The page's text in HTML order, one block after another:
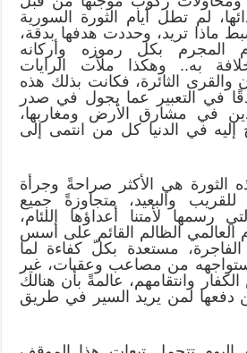
لم تطل أيام الثورة السورية
ماذا تريد، وحددت هدفها بدقة،
المجرم بكل رموزه وأركانه
به.. وهكذا ملأت الرايات
والقرى الثائرة، فكانت بذلك هذه
في التعبير عما يجول في صدر
في مشارق الأرض ومغاربها،
في الدنيا كل من انتمى إلى
الثورة هي الأكثر صراحةً وجرأة
والبعيد، متجاوزةً جميع
رسمها لأمتنا أعداؤها اللئام،
العالمي الظالم القائم على أسس
الفاجرة، مستعدة بكلّ كفاءة لما
من مصاعب وعقبات، غير
وانتقامهم، عالمةً بأن هنالك
دفعها لمن يريد السير في طريق